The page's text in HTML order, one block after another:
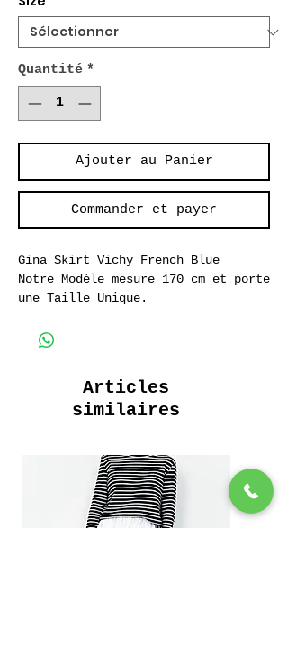
Quantité *
Ajouter au Panier
Commander et payer
Gina Skirt Vichy French Blue
Notre Modèle mesure 170 cm et porte
une Taille Unique.
Jupe Longue
Tissu 100% Coton Fluide
200 Grammes
2 inside pockets
100% Fluide Cotton
Articles
similaires